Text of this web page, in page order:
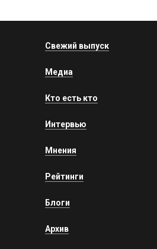
Свежий выпуск
Медиа
Кто есть кто
Интервью
Мнения
Рейтинги
Блоги
Архив